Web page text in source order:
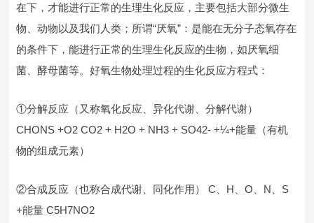
在下，才能进行正常的生理生化反应，主要包括大部分微生
物、动物以及我们人类；所谓“厌氧”：是能在无分子态氧存在
的条件下，能进行正常的生理生化反应的生物，如厌氧细
菌、酵母菌等。好氧生物处理过程的生化反应方程式：
①分解反应（又称氧化反应、异化代谢、分解代谢）
CHONS +O2 CO2 + H2O + NH3 + SO42- +¼+能量（有机
物的组成元素）
②合成反应（也称合成代谢、同化作用） C、H、O、N、S
+能量 C5H7NO2